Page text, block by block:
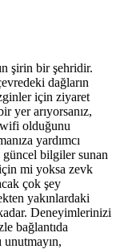
şirin bir şehridir.
dağların
için ziyaret
yer arıyorsanız,
olduğunu
yardımcı
bilgiler sunan
mi yoksa zevk
çok şey
yakınlardaki
Deneyimlerinizi
bağlantıda